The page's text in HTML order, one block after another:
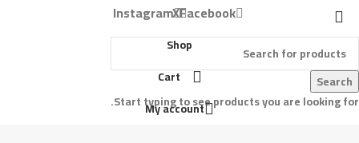
Search
Start typing to see products you are looking for.
Facebook
X
Instagram
Shop
Cart
My account